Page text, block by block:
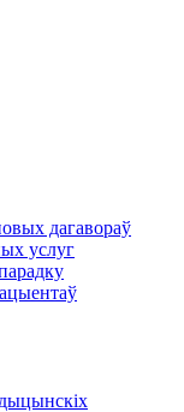
дагавораў
услуг